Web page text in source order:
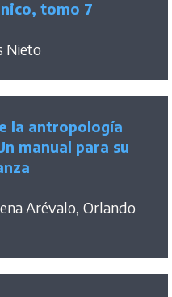
tomo 7
Nieto
la antropología
manual para su
Arévalo, Orlando